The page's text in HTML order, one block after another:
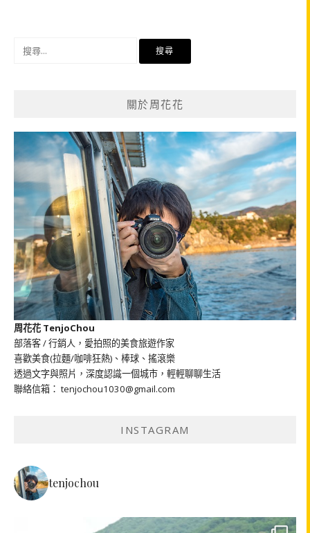
關於周花花
周花花 TenjoChou
部落客 / 行銷人，愛拍照的美食旅遊作家
喜歡美食(拉麵/咖啡狂熱)、棒球、搖滾樂
透過文字與照片，深度認識一個城市，輕輕聊聊生活
聯絡信箱： tenjochou1030@gmail.com
INSTAGRAM
tenjochou